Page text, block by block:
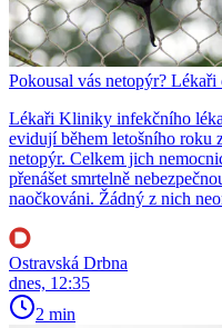
Pokousal vás netopýr?
Lékaři Kliniky infekčního
evidují během letošního roku
netopýr. Celkem jich
přenášet smrtelně
naočkováni. Žádný z nich
Ostravská Drbna
dnes, 12:35
2 min